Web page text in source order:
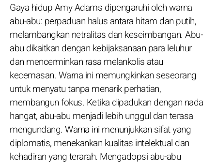
Gaya hidup Amy Adams dipengaruhi oleh warna
abu-abu: perpaduan halus antara hitam dan putih,
melambangkan netralitas dan keseimbangan. Abu-
abu dikaitkan dengan kebijaksanaan para leluhur
dan mencerminkan rasa melankolis atau
kecemasan. Warna ini memungkinkan seseorang
untuk menyatu tanpa menarik perhatian,
membangun fokus. Ketika dipadukan dengan nada
hangat, abu-abu menjadi lebih unggul dan terasa
mengundang. Warna ini menunjukkan sifat yang
diplomatis, menekankan kualitas intelektual dan
kehadiran yang terarah. Mengadopsi abu-abu